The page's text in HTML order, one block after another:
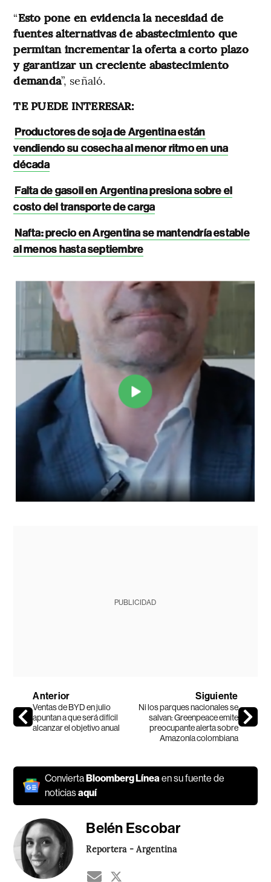
“Esto pone en evidencia la necesidad de
fuentes alternativas de abastecimiento que
permitan incrementar la oferta a corto plazo
y garantizar un creciente abastecimiento
demanda”, señaló.
TE PUEDE INTERESAR:
Productores de soja de Argentina están
vendiendo su cosecha al menor ritmo en una
década
Falta de gasoil en Argentina presiona sobre el
costo del transporte de carga
Nafta: precio en Argentina se mantendría estable
al menos hasta septiembre
PUBLICIDAD
Anterior
Ventas de BYD en julio
apuntan a que será difícil
alcanzar el objetivo anual
Siguiente
Ni los parques nacionales se
salvan: Greenpeace emite
preocupante alerta sobre
Amazonía colombiana
ConviertaBloomberg Línea en su fuente de
noticiasaquí
Belén Escobar
Reportera - Argentina